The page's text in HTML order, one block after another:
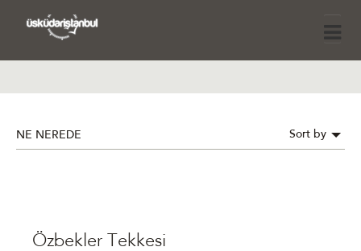
NE NEREDE Sort by
Özbekler Tekkesi